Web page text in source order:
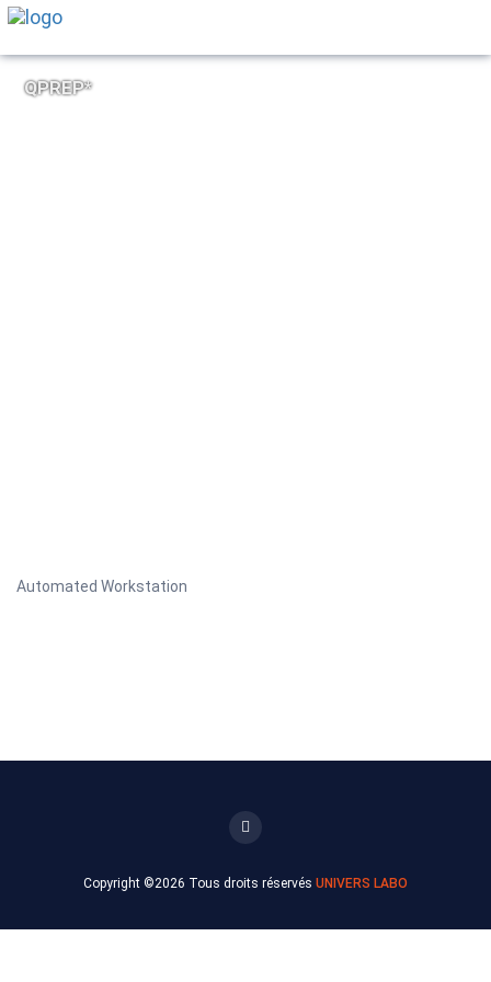
QPREP*
Automated Workstation
Copyright ©2026 Tous droits réservés UNIVERS LABO